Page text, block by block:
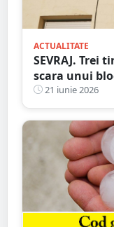
ACTUALITATE
SEVRAJ. Trei
scara unui
„legale”
21 iunie 2026